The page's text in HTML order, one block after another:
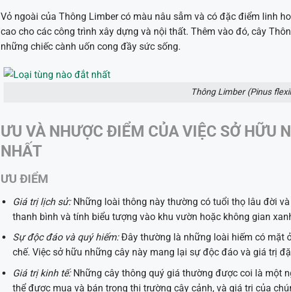
Vỏ ngoài của Thông Limber có màu nâu sẫm và có đặc điểm linh
cao cho các công trình xây dựng và nội thất. Thêm vào đó, cây
những chiếc cành uốn cong đầy sức sống.
Thông Limber (Pinus
ƯU VÀ NHƯỢC ĐIỂM CỦA VIỆC SỞ HỮU
NHẤT
ƯU ĐIỂM
Giá trị lịch sử:Những loài thông này thường có tuổi thọ lâu đời
thanh bình và tính biểu tượng vào khu vườn hoặc không gian
Sự độc đáo và quý hiếm:Đây thường là những loài hiếm có mặt
chế. Việc sở hữu những cây này mang lại sự độc đáo và giá trị
Giá trị kinh tế:Những cây thông quý giá thường được coi là một
thể được mua và bán trong thị trường cây cảnh, và giá trị của